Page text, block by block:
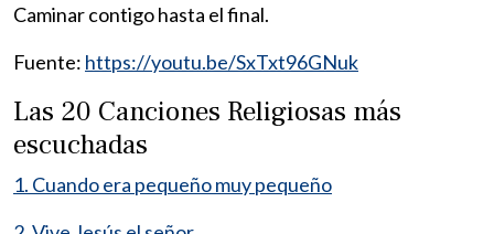
Caminar contigo hasta el final.
Fuente: https://youtu.be/SxTxt96GNuk
Las 20 Canciones Religiosas más
escuchadas
1. Cuando era pequeño muy pequeño